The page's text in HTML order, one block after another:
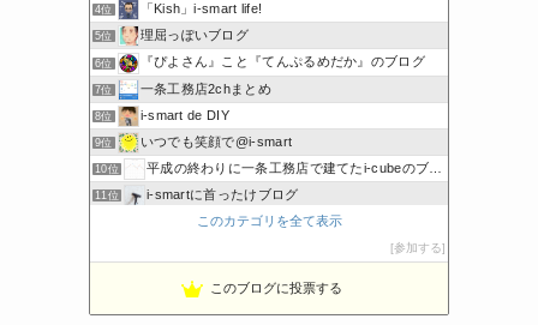
4位 「Kish」i-smart life!
5位 理屈っぽいブログ
6位 『ぴよさん』こと『てんぷるめだか』のブログ
7位 一条工務店2chまとめ
8位 i-smart de DIY
9位 いつでも笑顔で@i-smart
10位 平成の終わりに一条工務店で建てたi-cubeのブログ
11位 i-smartに首ったけブログ
ボーダーコリーと床暖房のおうち
わたしの家づくり│ハウスメーカーで注文住宅を建てよう
このカテゴリを全て表示
参加する
このブログに投票する